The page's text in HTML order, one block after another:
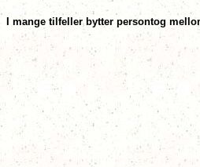
I mange tilfeller bytter persontog